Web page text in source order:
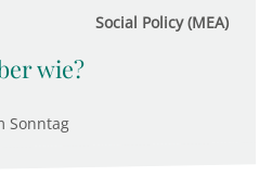
Social Policy (MEA)
wie?
Sonntag